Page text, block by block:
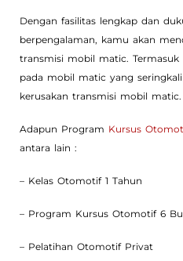
Dengan fasilitas lengkap dan
berpengalaman, kamu akan
transmisi mobil matic. Termasuk
pada mobil matic yang
kerusakan transmisi mobil matic.
Adapun Program Kursus
antara lain :
– Kelas Otomotif 1 Tahun
– Program Kursus Otomotif 6
– Pelatihan Otomotif Privat